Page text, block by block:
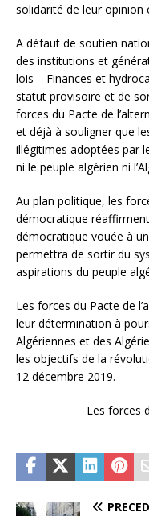
solidarité de leur opinion
A défaut de soutien
des institutions et
lois – Finances et
statut provisoire et de
forces du Pacte de
et déjà à souligner que
illégitimes adoptées par
ni le peuple algérien ni
Au plan politique, les
démocratique
démocratique vouée à
permettra de sortir du
aspirations du peuple
Les forces du Pacte de
leur détermination à
Algériennes et des
les objectifs de la
12 décembre 2019.
Les forces